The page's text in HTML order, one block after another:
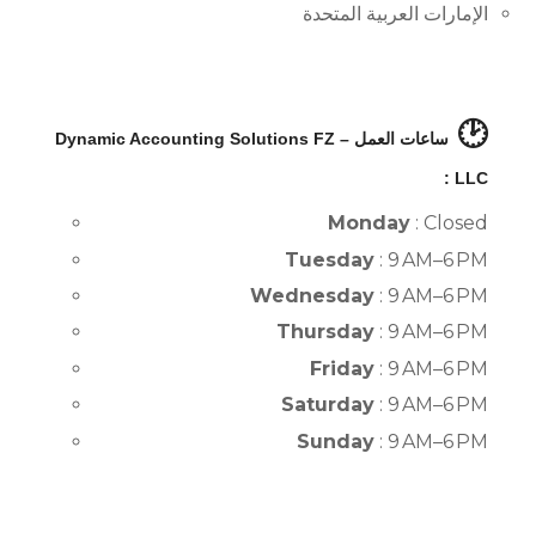
الإمارات العربية المتحدة
🕑 ساعات العمل – Dynamic Accounting Solutions FZ
LLC :
Monday : Closed
Tuesday : 9 AM–6 PM
Wednesday : 9 AM–6 PM
Thursday : 9 AM–6 PM
Friday : 9 AM–6 PM
Saturday : 9 AM–6 PM
Sunday : 9 AM–6 PM